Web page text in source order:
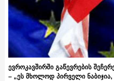
ევროკავშირში გაწევრების
– „ეს მხოლოდ პირველი ნაბიჯია,